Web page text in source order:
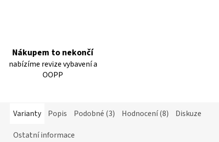
Nákupem to nekončí
nabízíme revize vybavení a
OOPP
Varianty Popis Podobné (3) Hodnocení (8)
Diskuze
Ostatní informace